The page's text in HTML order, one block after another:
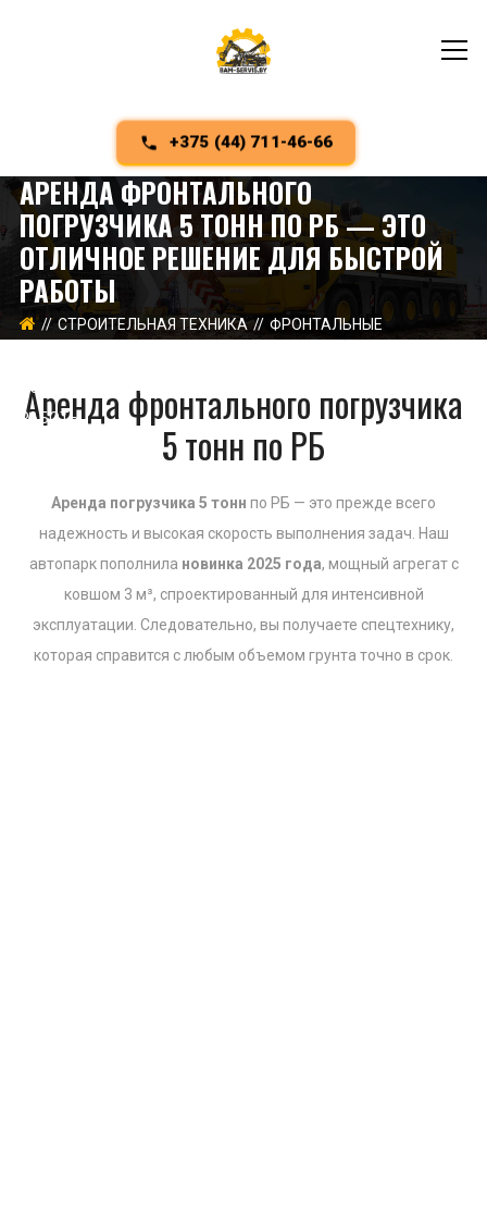
+375 (44) 711-46-66
АРЕНДА ФРОНТАЛЬНОГО
ПОГРУЗЧИКА 5 ТОНН ПО РБ — ЭТО
ОТЛИЧНОЕ РЕШЕНИЕ ДЛЯ БЫСТРОЙ
РАБОТЫ
СТРОИТЕЛЬНАЯ ТЕХНИКА
ФРОНТАЛЬНЫЕ
ТОНН ПО РБ — ЭТО ОТЛИЧНОЕ РЕШЕНИЕ ДЛЯ БЫСТРОЙ
РАБОТЫ
Аренда фронтального погрузчика
5 тонн по РБ
Аренда погрузчика 5 тонн по РБ — это прежде всего
надежность и высокая скорость выполнения задач. Наш
автопарк пополнила новинка 2025 года, мощный агрегат с
ковшом 3 м³, спроектированный для интенсивной
эксплуатации. Следовательно, вы получаете спецтехнику,
которая справится с любым объемом грунта точно в срок.